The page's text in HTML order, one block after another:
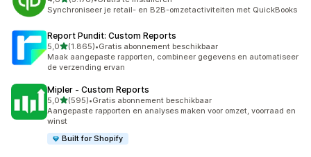
3176 recensies in totaal
Synchroniseer je retail- en B2B-omzetactiviteiten met QuickBooks
Report Pundit: Custom Reports
5,0van 5 sterren
(1.865)
1865 recensies in totaal
•Gratis abonnement beschikbaar
Maak aangepaste rapporten, combineer gegevens en automatiseer
de verzending ervan
Mipler ‑ Custom Reports
5,0van 5 sterren
(595)
595 recensies in totaal
•Gratis abonnement beschikbaar
Aangepaste rapporten en analyses maken voor omzet, voorraad en
winst
Built for Shopify